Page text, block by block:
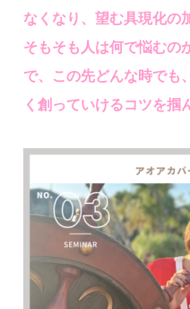
なくなり、望む具現化
そもそも人は何で悩むの
で、この先どんな時でも
く創っていけるコツを